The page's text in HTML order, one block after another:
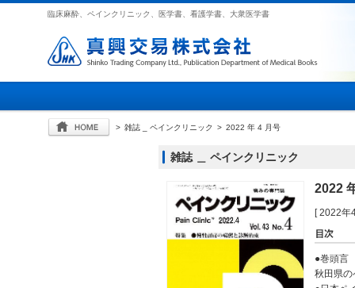
臨床麻酔、ペインクリニック、医学書、看護学書、大衆医学書
> 雑誌 _ ペインクリニック > 2022 年 4 月号
雑誌 ＿ ペインクリニック
2022
[ 2022年
●巻頭言
秋田県